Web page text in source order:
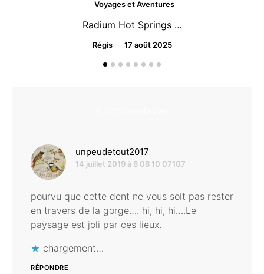
Voyages et Aventures
Radium Hot Springs …
Régis 17 août 2025
unpeudetout2017
14 juillet 2019 à 6 06 10 07107
pourvu que cette dent ne vous soit pas rester
en travers de la gorge…. hi, hi, hi….Le
paysage est joli par ces lieux.
chargement…
RÉPONDRE